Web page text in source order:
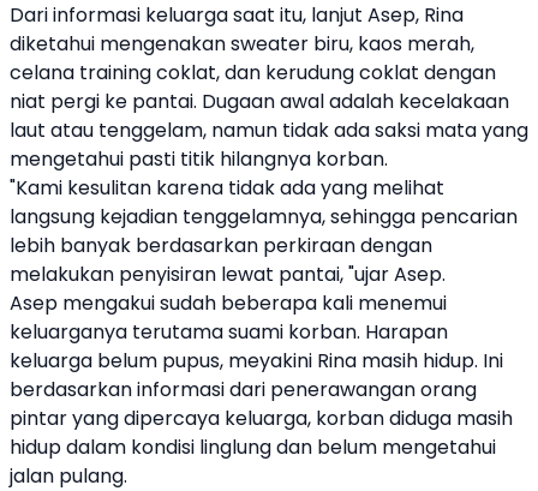
Dari informasi keluarga saat itu, lanjut Asep, Rina
diketahui mengenakan sweater biru, kaos merah,
celana training coklat, dan kerudung coklat dengan
niat pergi ke pantai. Dugaan awal adalah kecelakaan
laut atau tenggelam, namun tidak ada saksi mata yang
mengetahui pasti titik hilangnya korban.
"Kami kesulitan karena tidak ada yang melihat
langsung kejadian tenggelamnya, sehingga pencarian
lebih banyak berdasarkan perkiraan dengan
melakukan penyisiran lewat pantai, "ujar Asep.
Asep mengakui sudah beberapa kali menemui
keluarganya terutama suami korban. Harapan
keluarga belum pupus, meyakini Rina masih hidup. Ini
berdasarkan informasi dari penerawangan orang
pintar yang dipercaya keluarga, korban diduga masih
hidup dalam kondisi linglung dan belum mengetahui
jalan pulang.